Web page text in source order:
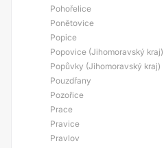
Pohořelice
Ponětovice
Popice
Popovice (Jihomoravský kraj)
Popůvky (Jihomoravský kraj)
Pouzdřany
Pozořice
Prace
Pravice
Pravlov